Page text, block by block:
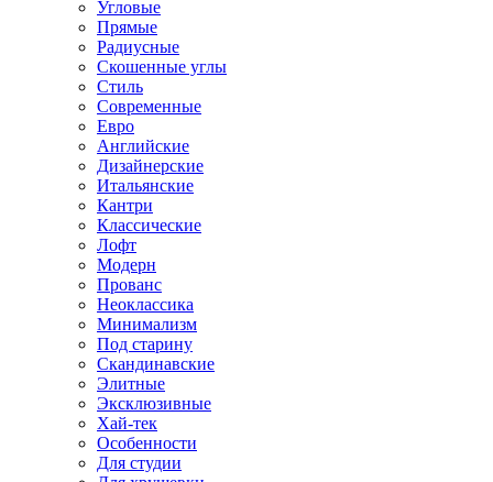
Угловые
Прямые
Радиусные
Скошенные углы
Стиль
Современные
Евро
Английские
Дизайнерские
Итальянские
Кантри
Классические
Лофт
Модерн
Прованс
Неоклассика
Минимализм
Под старину
Скандинавские
Элитные
Эксклюзивные
Хай-тек
Особенности
Для студии